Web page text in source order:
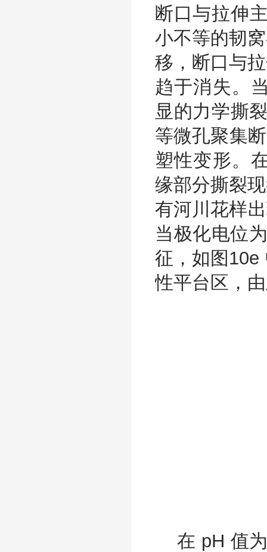
断口与拉伸
小不等的韧
移，断口与
趋于消失。
显的力学撕
等微孔聚集
塑性变形。
缘部分撕裂
有河川花样
当极化电位
征，如图10e
性平台区，
在 pH 值为